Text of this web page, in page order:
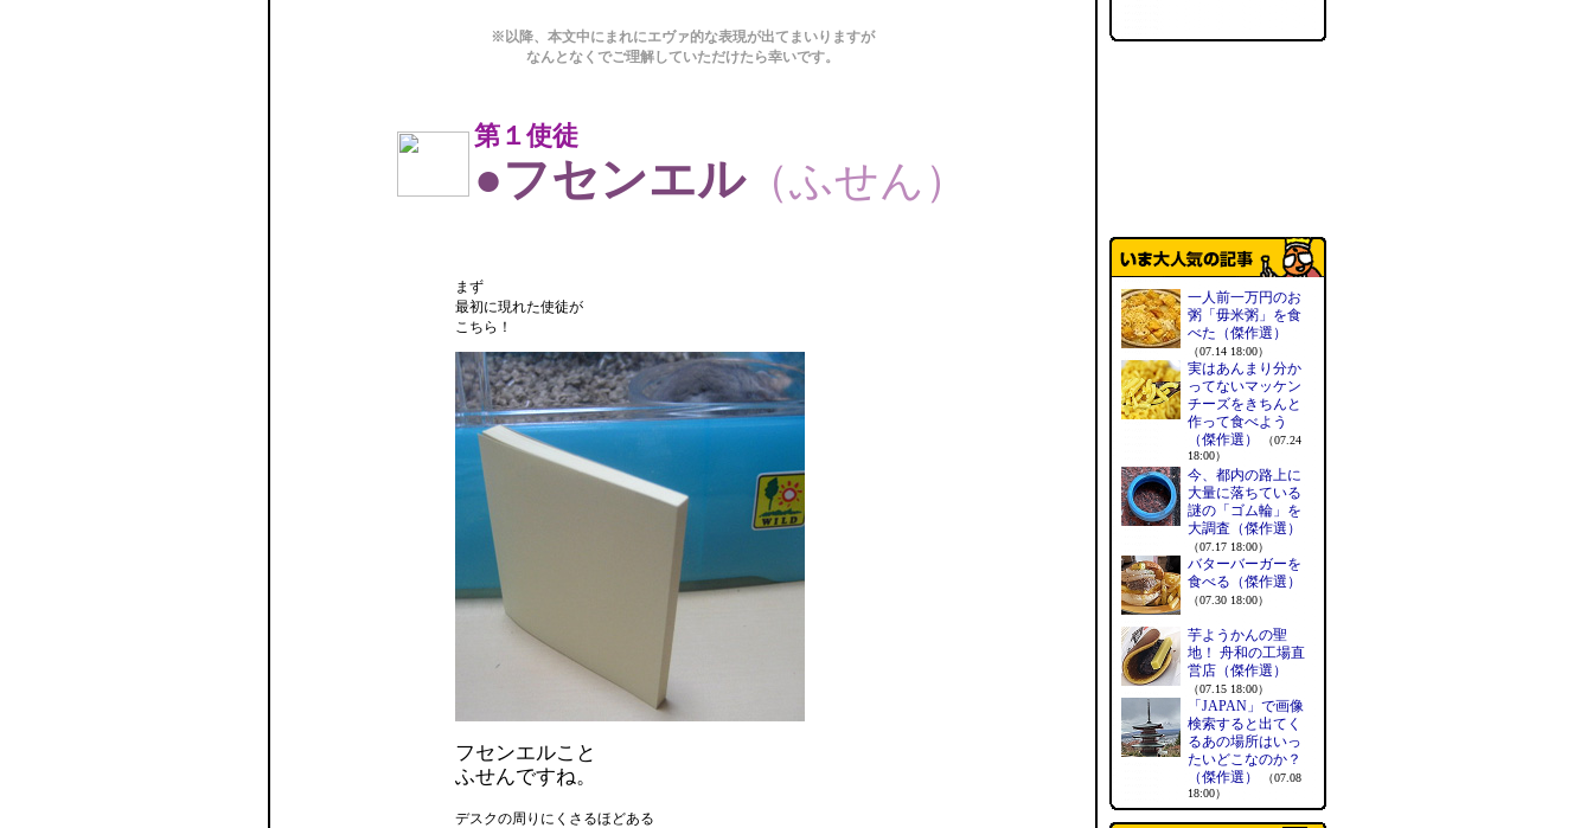
※以降、本文中にまれにエヴァ的な表現が出てまいりますが
なんとなくでご理解していただけたら幸いです。
第１使徒
●フセンエル（ふせん）
まず
最初に現れた使徒が
こちら！
フセンエルこと
ふせんですね。
デスクの周りにくさるほどある
一人前一万円のお
粥「毋米粥」を食
べた（傑作選）
（07.14 18:00）
実はあんまり分か
ってないマッケン
チーズをきちんと
作って食べよう
（傑作選）
（07.24
18:00）
今、都内の路上に
大量に落ちている
謎の「ゴム輪」を
大調査（傑作選）
（07.17 18:00）
バターバーガーを
食べる（傑作選）
（07.30 18:00）
芋ようかんの聖
地！ 舟和の工場直
営店（傑作選）
（07.15 18:00）
「JAPAN」で画像
検索すると出てく
るあの場所はいっ
たいどこなのか？
（傑作選）
（07.08
18:00）